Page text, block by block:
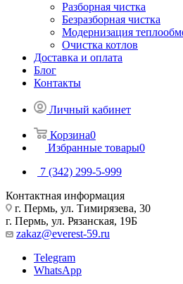
Разборная чистка
Безразборная чистка
Модернизация
Очистка котлов
Доставка и оплата
Блог
Контакты
Личный кабинет
Корзина0
Избранные товары0
7 (342) 299-5-999
Контактная информация
г. Пермь, ул. Тимирязева, 30
г. Пермь, ул. Рязанская, 19Б
zakaz@everest-59.ru
Telegram
WhatsApp